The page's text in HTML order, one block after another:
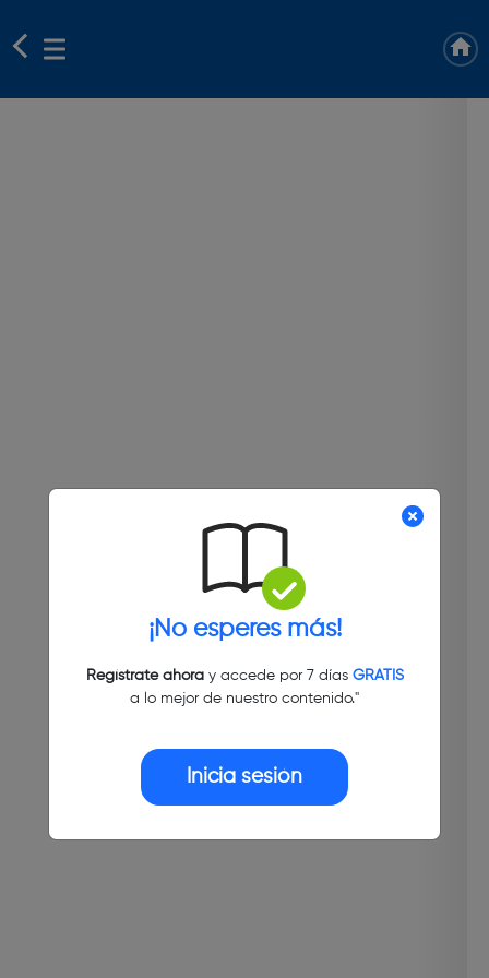
¡No esperes más!
Regístrate ahoray accede por 7 días GRATIS
a lo mejor de nuestro contenido."
Inicia sesión